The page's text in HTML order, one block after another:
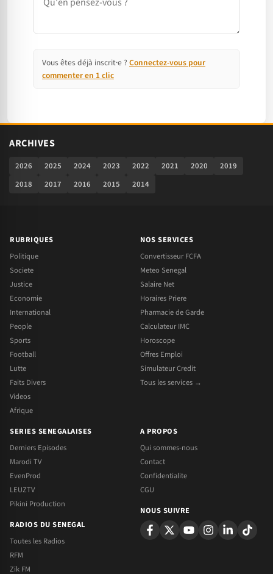
Vous êtes déjà inscrit·e ? Connectez-vous pour
commenter en 1 clic
ARCHIVES
2026 2025 2024 2023 2022 2021 2020
2019
2018
2017 2016 2015 2014
RUBRIQUES
Politique
Societe
Justice
Economie
International
People
Sports
Football
Lutte
Faits Divers
Videos
Afrique
NOS SERVICES
Convertisseur FCFA
Meteo Senegal
Salaire Net
Horaires Priere
Pharmacie de Garde
Calculateur IMC
Horoscope
Offres Emploi
Simulateur Credit
Tous les services →
SERIES SENEGALAISES
Derniers Episodes
Marodi TV
EvenProd
LEUZTV
Pikini Production
RADIOS DU SENEGAL
Toutes les Radios
RFM
Zik FM
A PROPOS
Qui sommes-nous
Contact
Confidentialite
CGU
NOUS SUIVRE